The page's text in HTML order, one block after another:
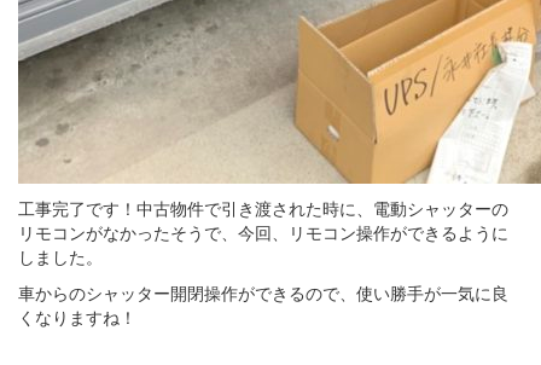
工事完了です！中古物件で引き渡された時に、電動シャッターの
リモコンがなかったそうで、今回、リモコン操作ができるように
しました。
車からのシャッター開閉操作ができるので、使い勝手が一気に良
くなりますね！